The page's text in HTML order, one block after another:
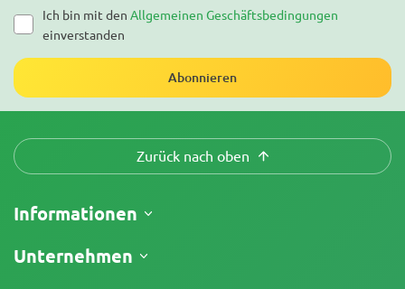
Ich bin mit den Allgemeinen Geschäftsbedingungen
einverstanden
Abonnieren
Zurück nach oben
Informationen
Versand
Unternehmen